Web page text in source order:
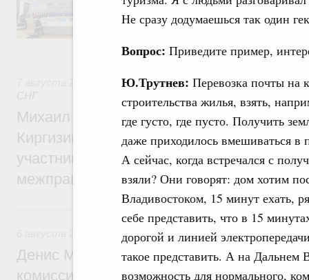
Не сразу додумаешься так один
Вопрос: Приведите пример,
Ю.Трутнев: Перевозка почты на
строительства жилья, взять,
где густо, где пусто. Получить
даже приходилось вмешиваться в
А сейчас, когда встречался с
взяли? Они говорят: дом хотим
Владивостоком, 15 минут ехать,
себе представить, что в 15
дорогой и линией
такое представить. А на Дальнем
возможность для нормального,
обеспечение продовольственной
рынка.
Евразийский экономический союз.
СНГ
Михаил Мишустин принял участие во
Киргизии Садыра Жапарова с главами
участников заседания Евразийского
межправительственного совета
6 августа, четверг
Общие вопросы промышленной политики
Денис Мантуров провёл заседание
комиссии по промышленности